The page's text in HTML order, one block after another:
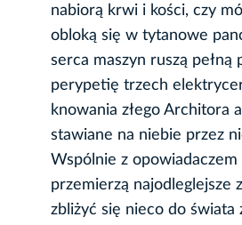
nabiorą krwi i kości, czy
obloką się w tytanowe
serca maszyn ruszą pełną
perypetię trzech
knowania złego Architora
stawiane na niebie przez
Wspólnie z opowiadaczem
przemierzą najodleglejsze
zbliżyć się nieco do świata